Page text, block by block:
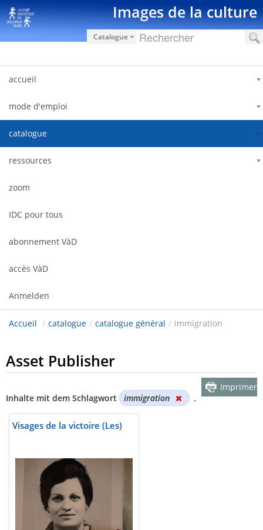
Zum Inhalt wechseln Images de la culture
Catalogue
accueil
mode d'emploi
catalogue
ressources
zoom
IDC pour tous
abonnement VàD
accès VàD
Anmelden
Accueil / catalogue / catalogue général / immigration
Asset Publisher
Inhalte mit dem Schlagwort immigration .
Imprimer
Visages de la victoire (Les)